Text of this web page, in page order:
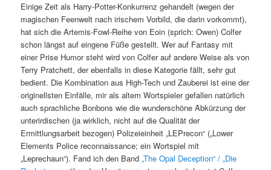
Einige Zeit als Harry-Potter-Konkurrenz gehandelt (wegen der
magischen Feenwelt nach irischem Vorbild, die darin vorkommt),
hat sich die Artemis-Fowl-Reihe von Eoin (sprich: Owen) Colfer
schon längst auf eingene Füße gestellt. Wer auf Fantasy mit
einer Prise Humor steht wird von Colfer auf andere Weise als von
Terry Pratchett, der ebenfalls in diese Kategorie fällt, sehr gut
bedient. Die Kombination aus High-Tech und Zauberei ist eine der
originellsten Einfälle, mir als altem Wortspieler gefallen natürlich
auch sprachliche Bonbons wie die wunderschöne Abkürzung der
unterirdischen (ja wirklich, nicht auf die Qualität der
Ermittlungsarbeit bezogen) Polizeieinheit „LEPrecon“ („Lower
Elements Police reconnaissance; ein Wortspiel mit
„Leprechaun“). Fand ich den Band„The Opal Deception“ / „Die